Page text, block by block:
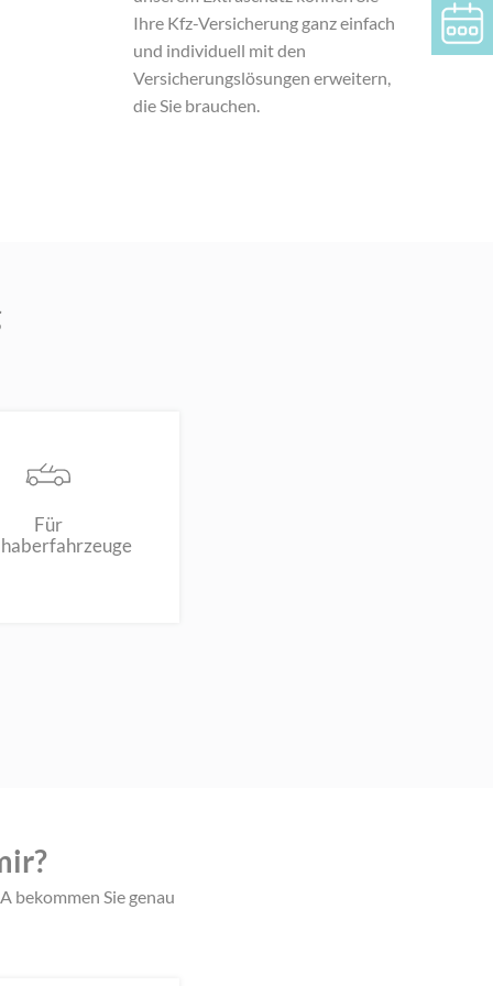
Ihre Kfz-Versicherung ganz einfach
und individuell mit den
Versicherungslösungen erweitern,
die Sie brauchen.
Für
Sie genau